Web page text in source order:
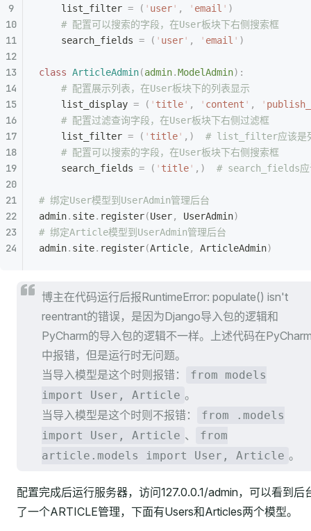
    list_filter
= ( ' user' , ' email ' )
    # 配置可以搜索的字段，在User板块下右侧搜索框
    search_fields
= ( ' user' , ' email ' )
class ArticleAdmin(admin.ModelAdmin):
    # 配置展示列表，在User板块下的列表显示
    list_display
= ( ' title' , ' content ' , '
    # 配置过滤查询字段，在User板块下右侧过滤框
    list_filter
= ( ' title' ,)
# list_filter应该是
    # 配置可以搜索的字段，在User板块下右侧搜索框
    search_fields
= ( ' title' ,)
# search_fields应
# 绑定User模型到UserAdmin管理后台
admin. site. register(User, UserAdmin)
# 绑定Article模型到UserAdmin管理后台
admin. site. register(Article, ArticleAdmin)
博主在代码运行后报RuntimeError: populate() isn't
reentrant的错误，是因为Django导入包的逻辑和
PyCharm的导入包的逻辑不一样。上述代码在
中报错，但是运行时无问题。
当导入模型是这个时则报错：
from models
import User, Article 。
当导入模型是这个时则不报错：
from .models
import User, Article 、
from
article.models import User, Article 。
配置完成后运行服务器，访问127.0.0.1/admin，可以看到后
了一个ARTICLE管理，下面有Users和Articles两个模型。